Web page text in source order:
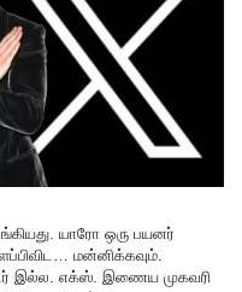
யாரோ ஒரு பயனர்
மன்னிக்கவும்.
இல்ல. எக்ஸ். இணைய முகவரி